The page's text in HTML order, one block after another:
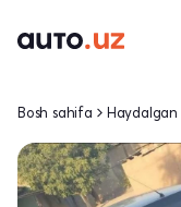
Bosh sahifa Haydalgan